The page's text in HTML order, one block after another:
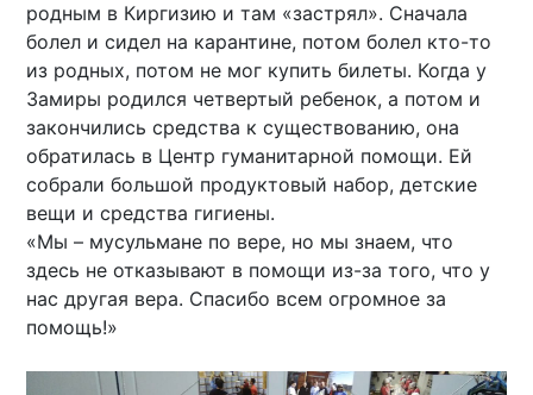
родным в Киргизию и там «застрял». Сначала
болел и сидел на карантине, потом болел кто-то
из родных, потом не мог купить билеты. Когда у
Замиры родился четвертый ребенок, а потом и
закончились средства к существованию, она
обратилась в Центр гуманитарной помощи. Ей
собрали большой продуктовый набор, детские
вещи и средства гигиены.
«Мы – мусульмане по вере, но мы знаем, что
здесь не отказывают в помощи из-за того, что у
нас другая вера. Спасибо всем огромное за
помощь!»